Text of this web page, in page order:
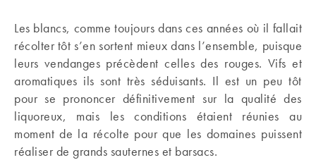
Les blancs, comme toujours dans ces années où il fallait
récolter tôt s’en sortent mieux dans l’ensemble, puisque
leurs vendanges précèdent celles des rouges. Vifs et
aromatiques ils sont très séduisants. Il est un peu tôt
pour se prononcer définitivement sur la qualité des
liquoreux, mais les conditions étaient réunies au
moment de la récolte pour que les domaines puissent
réaliser de grands sauternes et barsacs.